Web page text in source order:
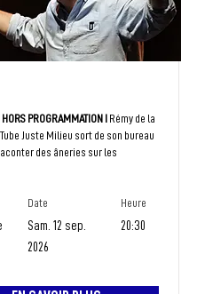
HORS PROGRAMMATION IRémy de la
Juste Milieu sort de son bureau
des âneries sur les
Date
Sam. 12 sep.
2026
Heure
20:30